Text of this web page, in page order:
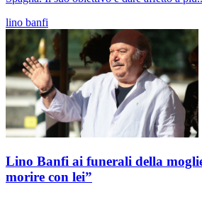
lino banfi
Lino Banfi ai funerali della
morire con lei”